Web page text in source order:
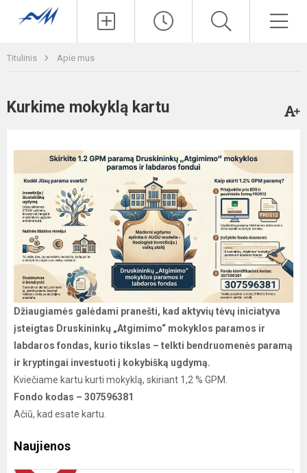
Titulinis Apie mus
Kurkime mokyklą kartu
Džiaugiamės galėdami pranešti, kad aktyvių tėvų iniciatyva
įsteigtas Druskininkų „Atgimimo“ mokyklos paramos ir
labdaros fondas, kurio tikslas – telkti bendruomenės paramą
ir kryptingai investuoti į kokybišką ugdymą.
Kviečiame kartu kurti mokyklą, skiriant 1,2 % GPM.
Fondo kodas – 307596381
Ačiū, kad esate kartu.
Naujienos